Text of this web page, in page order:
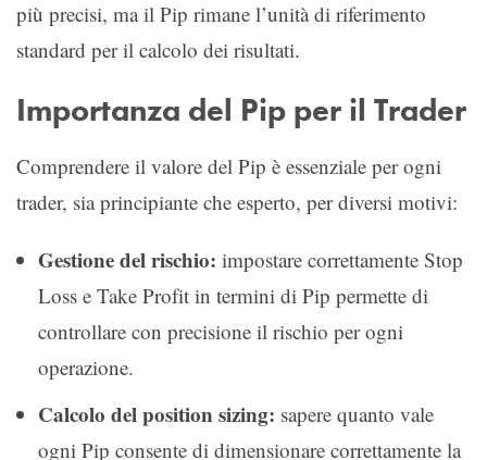
più precisi, ma il Pip rimane l’unità di riferimento
standard per il calcolo dei risultati.
Importanza del Pip per il Trader
Comprendere il valore del Pip è essenziale per ogni
trader, sia principiante che esperto, per diversi motivi:
Gestione del rischio: impostare correttamente Stop
Loss e Take Profit in termini di Pip permette di
controllare con precisione il rischio per ogni
operazione.
Calcolo del position sizing: sapere quanto vale
ogni Pip consente di dimensionare correttamente la